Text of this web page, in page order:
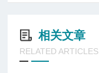
相关文章
RELATED ARTICLES